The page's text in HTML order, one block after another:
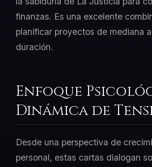
finanzas. Es una excelente
planificar proyectos de mediana
duración.
Enfoque
Dinámica de
Desde una perspectiva de
personal, estas cartas dialogan